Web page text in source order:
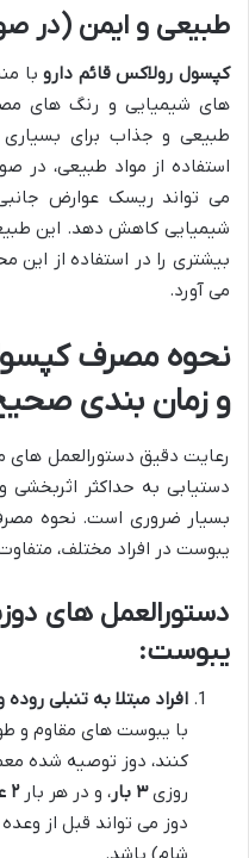
طبیعی و ایمن
کپسول رولاکس قائم داروبا
های شیمیایی و رنگ های
طبیعی و جذاب برای
استفاده از مواد طبیعی،
می تواند ریسک عوارض
شیمیایی کاهش دهد. این
بیشتری را در استفاده از
می آورد.
نحوه مصرف
و زمان بندی
رعایت دقیق دستورالعمل
دستیابی به حداکثر اثربخشی
بسیار ضروری است. نحوه
یبوست در افراد مختلف،
دستورالعمل های
یبوست:
افراد مبتلا به تنبلی
با یبوست های مقاوم و
کنند، دوز توصیه شده
روزی۳ بار ، و در هر بار۲ عدد کپسول رولاکس
دوز می تواند قبل از